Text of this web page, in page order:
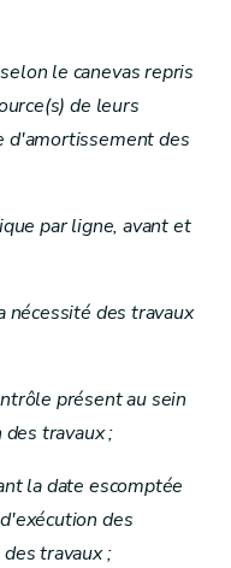
le canevas repris
de leurs
d'amortissement des
par ligne, avant et
des travaux
présent au sein
travaux ;
la date escomptée
des
travaux ;